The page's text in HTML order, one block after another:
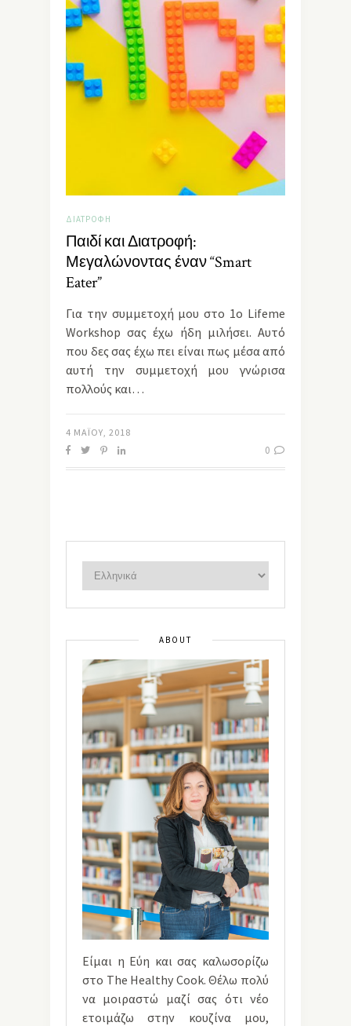
ΔΙΑΤΡΟΦΉ
Παιδί και Διατροφή:
Μεγαλώνοντας έναν “Smart
Eater”
Για την συμμετοχή μου στο 1ο Lifeme
Workshop σας έχω ήδη μιλήσει. Αυτό
που δες σας έχω πει είναι πως μέσα από
αυτή την συμμετοχή μου γνώρισα
πολλούς και…
4 ΜΑΪ́ΟΥ, 2018
0
ABOUT
Είμαι η Εύη και σας καλωσορίζω
στο The Healthy Cook. Θέλω πολύ
να μοιραστώ μαζί σας ότι νέο
ετοιμάζω στην κουζίνα μου,